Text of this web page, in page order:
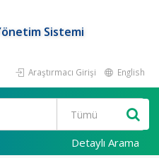
Sistemi
Araştırmacı Girişi English
Detaylı Arama